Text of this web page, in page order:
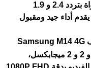
ثماني النواة بتردد 2.4 و 1.9
هاتف Samsung M14 4G
يأتي مزود بثلاث كاميرات خلفية بدقة 50 و 2 و 2 ميجابكسل،